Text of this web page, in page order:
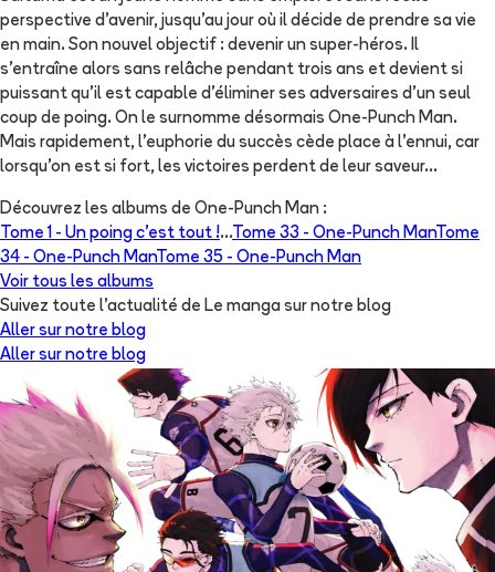
perspective d'avenir, jusqu'au jour où il décide de prendre sa vie
en main. Son nouvel objectif : devenir un super-héros. Il
s'entraîne alors sans relâche pendant trois ans et devient si
puissant qu'il est capable d'éliminer ses adversaires d'un seul
coup de poing. On le surnomme désormais One-Punch Man.
Mais rapidement, l'euphorie du succès cède place à l'ennui, car
lorsqu'on est si fort, les victoires perdent de leur saveur...
Découvrez les albums de One-Punch Man :
Tome 1 - Un poing c’est tout !...Tome 33 - One-Punch ManTome
34 - One-Punch ManTome 35 - One-Punch Man
Voir tous les albums
Suivez toute l'actualité de Le manga sur notre blog
Aller sur notre blog
Aller sur notre blog